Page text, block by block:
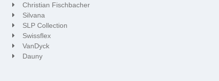
Christian Fischbacher
Silvana
SLP Collection
Swissflex
VanDyck
Dauny